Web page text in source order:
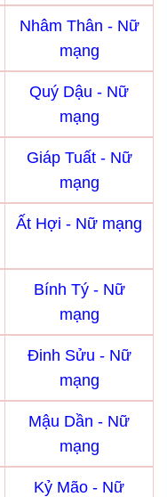
Nhâm Thân - Nữ
mạng
Quý Dậu - Nữ
mạng
Giáp Tuất - Nữ
mạng
Ất Hợi - Nữ mạng
Bính Tý - Nữ
mạng
Đinh Sửu - Nữ
mạng
Mậu Dần - Nữ
mạng
Kỷ Mão - Nữ